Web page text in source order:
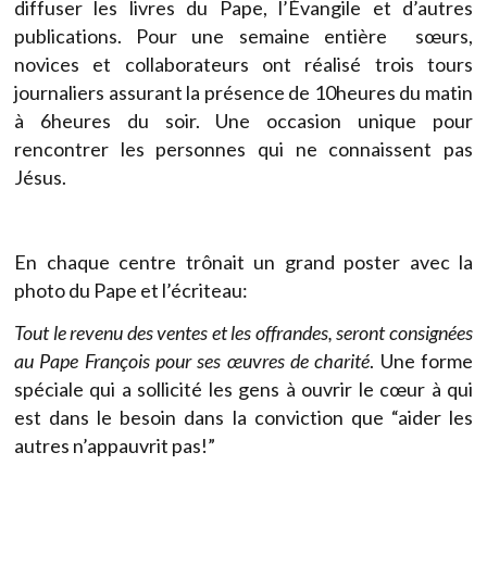
diffuser les livres du Pape, l’Évangile et d’autres
publications. Pour une semaine entière sœurs,
novices et collaborateurs ont réalisé trois tours
journaliers assurant la présence de 10heures du matin
à 6heures du soir. Une occasion unique pour
rencontrer les personnes qui ne connaissent pas
Jésus.
En chaque centre trônait un grand poster avec la
photo du Pape et l’écriteau:
Tout le revenu des ventes et les offrandes, seront consignées
au Pape François pour ses œuvres de charité. Une forme
spéciale qui a sollicité les gens à ouvrir le cœur à qui
est dans le besoin dans la conviction que “aider les
autres n’appauvrit pas!”